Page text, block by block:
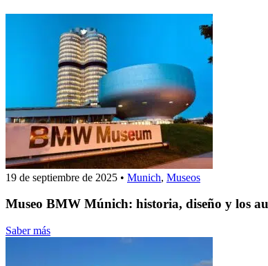
19 de septiembre de 2025 • Munich, Museos
Museo BMW Múnich: historia, diseño y los
Saber más